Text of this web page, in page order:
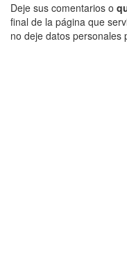
Deje sus comentarios o
final de la página que
no deje datos personales